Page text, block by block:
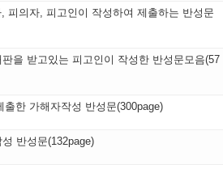
의자, 피고인이 작성하여 제출하는 반성문
을 받고있는 피고인이 작성한 반성문모음(57
한 가해자작성 반성문(300page)
반성문(132page)